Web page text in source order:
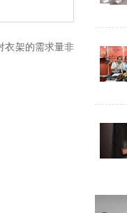
衣架的需求量非